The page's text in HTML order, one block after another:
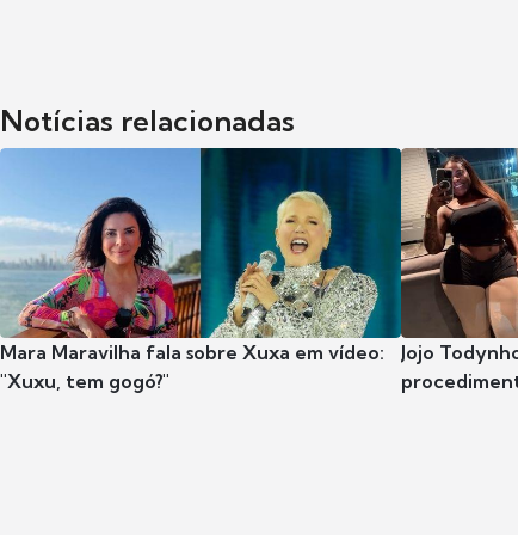
Notícias relacionadas
Mara Maravilha fala sobre Xuxa em vídeo:
"Xuxu, tem gogó?"
Jojo